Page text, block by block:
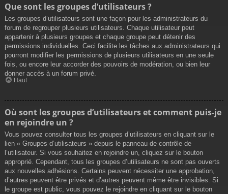
Que sont les groupes d’utilisateurs ?
Les groupes d’utilisateurs sont une façon pour les administrateurs du
forum de regrouper plusieurs utilisateurs. Chaque utilisateur peut
appartenir à plusieurs groupes et chaque groupe peut détenir des
permissions individuelles. Ceci facilite les tâches aux administrateurs qui
pourront modifier les permissions de plusieurs utilisateurs en une seule
fois, ou encore leur accorder des pouvoirs de modération, ou bien leur
donner accès à un forum privé.
Haut
Où sont les groupes d’utilisateurs et comment puis-je
en rejoindre un ?
Vous pouvez consulter tous les groupes d’utilisateurs en cliquant sur le
lien « Groupes d’utilisateurs » depuis le panneau de contrôle de
l’utilisateur. Si vous souhaitez en rejoindre un, cliquez sur le bouton
approprié. Cependant, tous les groupes d’utilisateurs ne sont pas ouverts
aux nouvelles adhésions. Certains peuvent nécessiter une approbation,
d’autres peuvent être privés et d’autres peuvent même être invisibles. Si
le groupe est public, vous pouvez le rejoindre en cliquant sur le bouton